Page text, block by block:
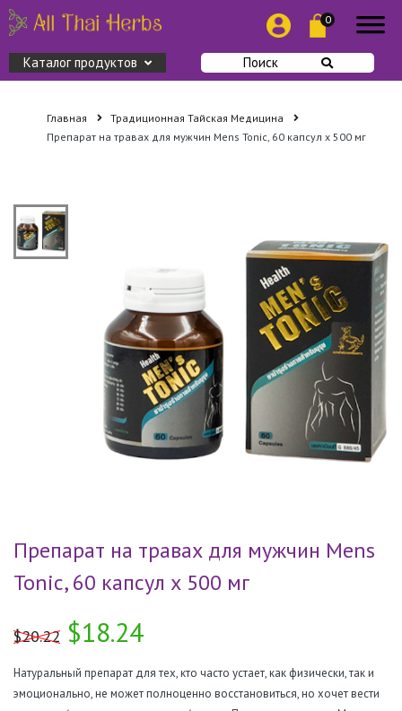
0
Каталог продуктов Поиск
Главная
Традиционная Тайская Медицина
Препарат на травах для мужчин Mens Tonic, 60 капсул х 500 мг
Препарат на травах для мужчин Mens
Tonic, 60 капсул х 500 мг
$20.22 $18.24
Натуральный препарат для тех, кто часто устает, как физически, так и
эмоционально, не может полноценно восстановиться, но хочет вести